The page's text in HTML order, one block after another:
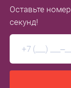
Оставьте номер
секунд!